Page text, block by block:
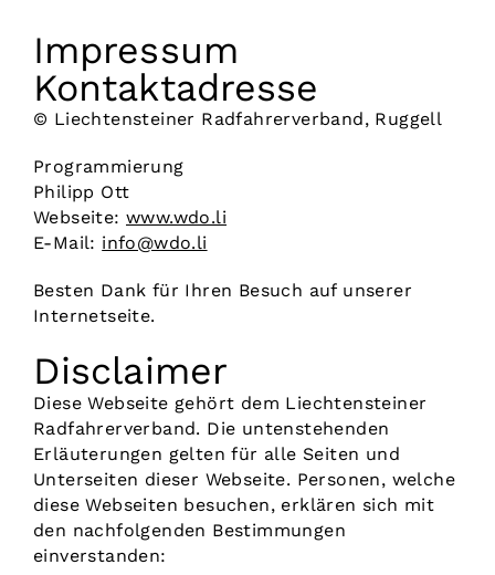
Vereine
Downloads
Vorstand
Impressum
Kontaktadresse
© Liechtensteiner Radfahrerverband, Ruggell
Programmierung
Philipp Ott
Webseite: www.wdo.li
E-Mail: info@wdo.li
Besten Dank für Ihren Besuch auf unserer
Internetseite.
Disclaimer
Diese Webseite gehört dem Liechtensteiner
Radfahrerverband. Die untenstehenden
Erläuterungen gelten für alle Seiten und
Unterseiten dieser Webseite. Personen, welche
diese Webseiten besuchen, erklären sich mit
den nachfolgenden Bestimmungen
einverstanden: